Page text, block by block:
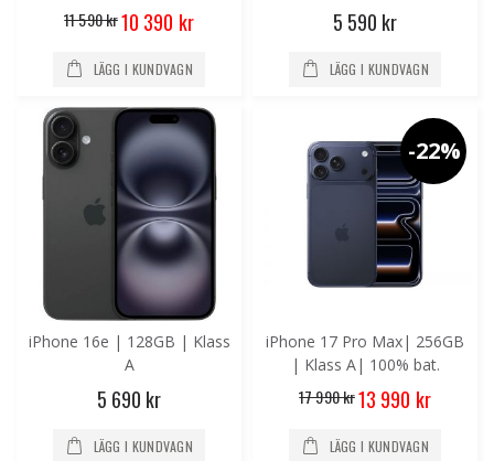
11 590 krSpecial
Price
10 390 kr
LÄGG I KUNDVAGN
5 590 kr
LÄGG I KUNDVAGN
iPhone 16e | 128GB | Klass
A
5 690 kr
LÄGG I KUNDVAGN
-22%
iPhone 17 Pro Max| 256GB
| Klass A| 100% bat.
17 990 krSpecial
Price
13 990 kr
LÄGG I KUNDVAGN